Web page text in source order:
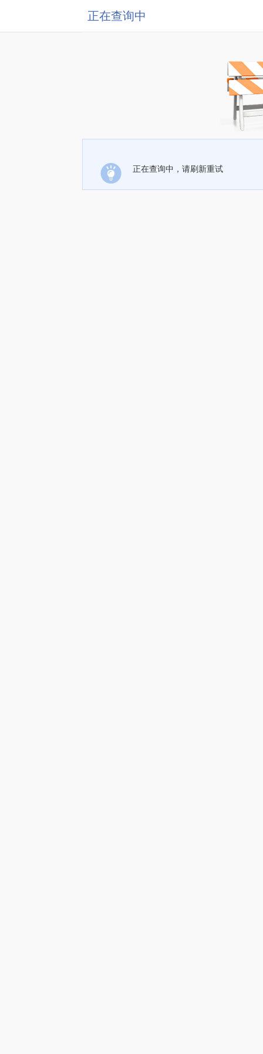
正在查询中
正在查询中，请刷新重试